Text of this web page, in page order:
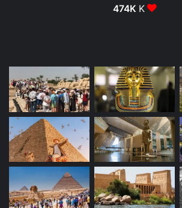
474K K